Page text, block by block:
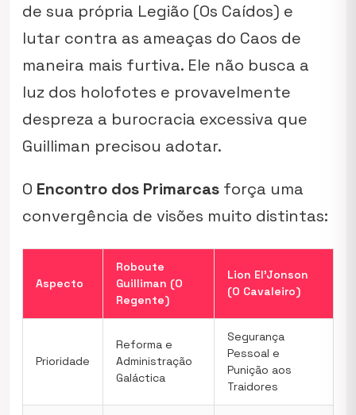
de sua própria Legião (Os Caídos) e
lutar contra as ameaças do Caos de
maneira mais furtiva. Ele não busca a
luz dos holofotes e provavelmente
despreza a burocracia excessiva que
Guilliman precisou adotar.
O Encontro dos Primarcas força uma
convergência de visões muito distintas:
Aspecto
Roboute
Guilliman (O
Regente)
Lion El’Jonson
(O Cavaleiro)
Prioridade
Reforma e
Administração
Galáctica
Segurança
Pessoal e
Punição aos
Traidores